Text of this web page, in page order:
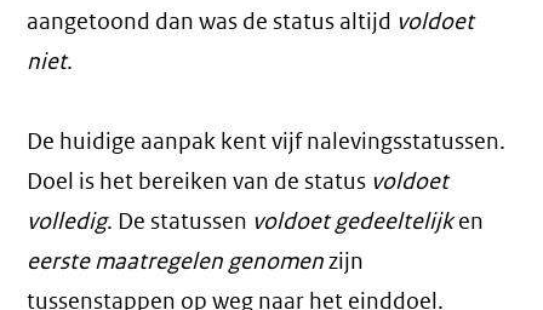
aangetoond dan was de status altijd voldoet
niet.
De huidige aanpak kent vijf nalevingsstatussen.
Doel is het bereiken van de status voldoet
volledig. De statussen voldoet gedeeltelijken
eerste maatregelen genomenzijn
tussenstappen op weg naar het einddoel.